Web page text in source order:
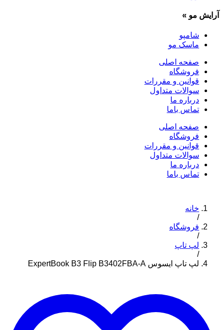
آرایش مو »
شامپو
ماسک مو
صفحه اصلی
فروشگاه
قوانین و مقررات
سوالات متداول
درباره ما
تماس باما
صفحه اصلی
فروشگاه
قوانین و مقررات
سوالات متداول
درباره ما
تماس باما
خانه
/
فروشگاه
/
لپ تاپ
/
لپ تاپ ایسوس ExpertBook B3 Flip B3402FBA-A